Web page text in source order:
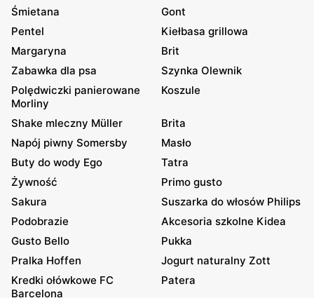
Śmietana
Gont
Pentel
Kiełbasa grillowa
Margaryna
Brit
Zabawka dla psa
Szynka Olewnik
Polędwiczki panierowane
Morliny
Koszule
Shake mleczny Müller
Brita
Napój piwny Somersby
Masło
Buty do wody Ego
Tatra
Żywność
Primo gusto
Sakura
Suszarka do włosów Philips
Podobrazie
Akcesoria szkolne Kidea
Gusto Bello
Pukka
Pralka Hoffen
Jogurt naturalny Zott
Kredki ołówkowe FC
Barcelona
Patera